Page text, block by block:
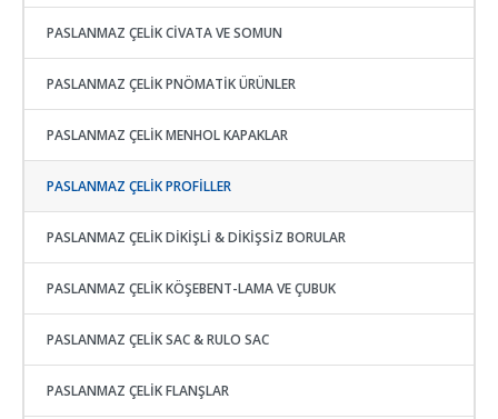
PASLANMAZ ÇELİK CİVATA VE SOMUN
PASLANMAZ ÇELİK PNÖMATİK ÜRÜNLER
PASLANMAZ ÇELİK MENHOL KAPAKLAR
PASLANMAZ ÇELİK PROFİLLER
PASLANMAZ ÇELİK DİKİŞLİ & DİKİŞSİZ BORULAR
PASLANMAZ ÇELİK KÖŞEBENT-LAMA VE ÇUBUK
PASLANMAZ ÇELİK SAC & RULO SAC
PASLANMAZ ÇELİK FLANŞLAR